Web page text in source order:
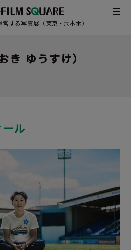
する写真展（東京・六本木）
き ゆうすけ）
ル